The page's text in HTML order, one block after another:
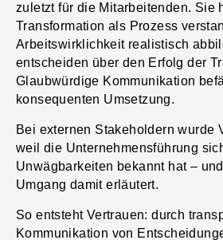
zuletzt für die Mitarbeitenden. Sie
Transformation als Prozess
Arbeitswirklichkeit realistisch
entscheiden über den Erfolg der
Glaubwürdige Kommunikation
konsequenten Umsetzung.
Bei externen Stakeholdern wurde
weil die Unternehmensführung
Unwägbarkeiten bekannt hat –
Umgang damit erläutert.
So entsteht Vertrauen: durch
Kommunikation von